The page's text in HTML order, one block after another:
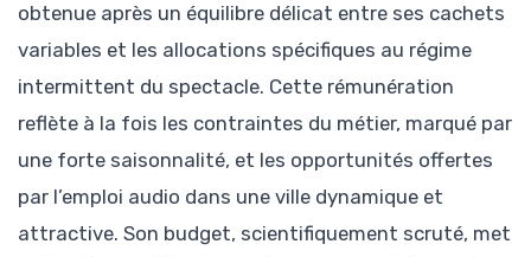
obtenue après un équilibre délicat entre ses cachets
variables et les allocations spécifiques au régime
intermittent du spectacle. Cette rémunération
reflète à la fois les contraintes du métier, marqué par
une forte saisonnalité, et les opportunités offertes
par l’emploi audio dans une ville dynamique et
attractive. Son budget, scientifiquement scruté, met